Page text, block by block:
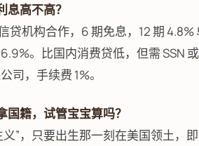
息高不高？
贷机构合作，6 期免息，12 期 4.8%
。比国内消费贷低，但需 SSN 或
司，手续费 1%。
籍，试管宝宝算吗？
”，只要出生那一刻在美国领土，